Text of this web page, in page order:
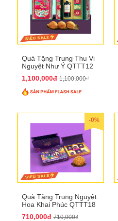
Quà Tặng Trung Thu Vi
Nguyệt Như Ý QTTT12
1,100,000đ 1,100,000₫
-0%
Quà Tặng Trung Nguyệt
Hoa Khai Phúc QTTT18
710,000đ 710,000₫